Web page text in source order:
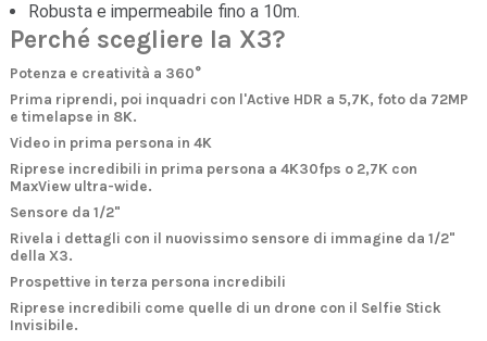
Robusta e impermeabile fino a 10m.
Perché scegliere la X3?
Potenza e creatività a 360°
Prima riprendi, poi inquadri con l'Active HDR a 5,7K, foto da 72MP
e timelapse in 8K.
Video in prima persona in 4K
Riprese incredibili in prima persona a 4K30fps o 2,7K con
MaxView ultra-wide.
Sensore da 1/2"
Rivela i dettagli con il nuovissimo sensore di immagine da 1/2"
della X3.
Prospettive in terza persona incredibili
Riprese incredibili come quelle di un drone con il Selfie Stick
Invisibile.